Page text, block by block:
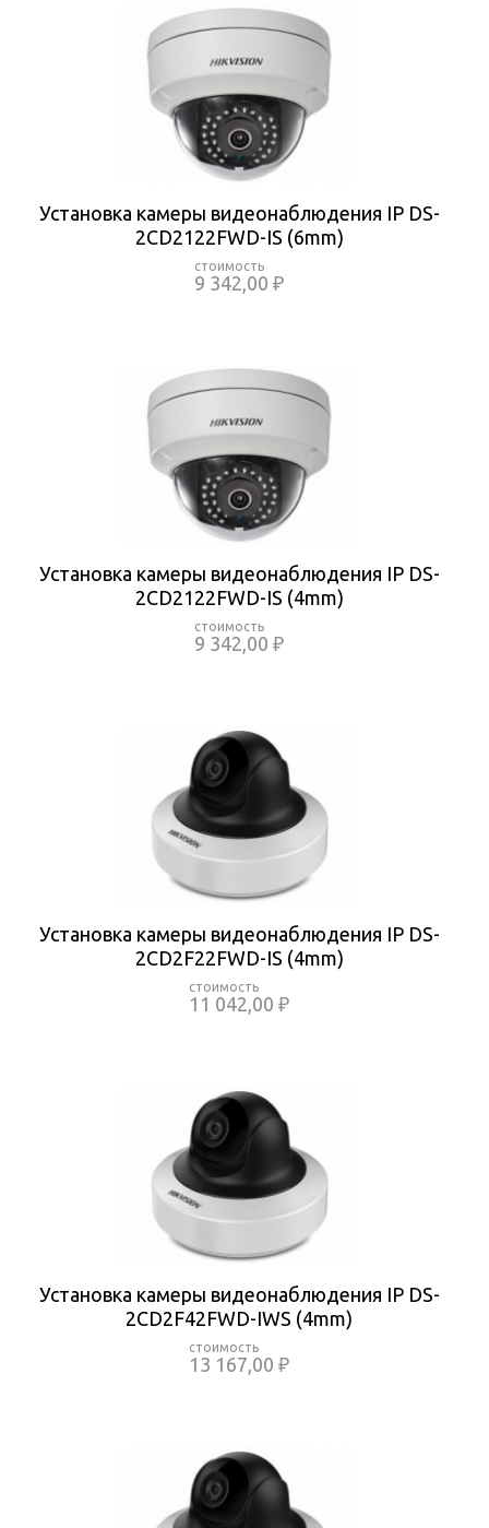
Установка камеры видеонаблюдения IP DS-
2CD2122FWD-IS (6mm)
9 342,00 ₽
Установка камеры видеонаблюдения IP DS-
2CD2122FWD-IS (4mm)
9 342,00 ₽
Установка камеры видеонаблюдения IP DS-
2CD2F22FWD-IS (4mm)
11 042,00 ₽
Установка камеры видеонаблюдения IP DS-
2CD2F42FWD-IWS (4mm)
13 167,00 ₽